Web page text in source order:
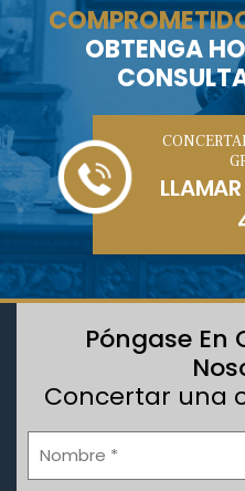
OBTENGA
Póngase En
Concertar una